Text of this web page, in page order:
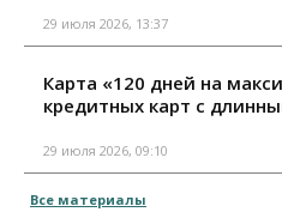
29 июля 2026, 13:37
Карта «120 дней на
кредитных карт с
29 июля 2026, 09:10
Все материалы